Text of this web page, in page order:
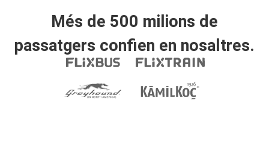
Més de 500 milions de
passatgers confien en nosaltres.